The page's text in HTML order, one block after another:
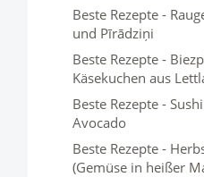
Beste Rezepte -
und Pīrādziņi
Beste Rezepte -
Käsekuchen aus
Beste Rezepte -
Avocado
Beste Rezepte -
(Gemüse in heißer